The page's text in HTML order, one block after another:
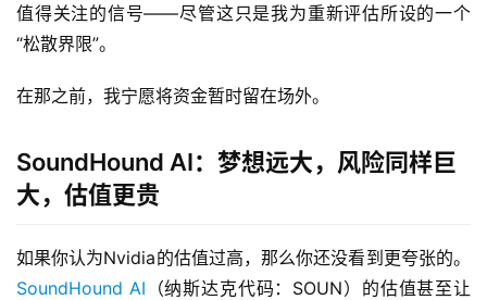
值得关注的信号——尽管这只是我为重新评估所设的一个
“松散界限”。
在那之前，我宁愿将资金暂时留在场外。
SoundHound AI：梦想远大，风险同样巨
大，估值更贵
如果你认为Nvidia的估值过高，那么你还没看到更夸张的。
SoundHound AI （纳斯达克代码：SOUN）的估值甚至让